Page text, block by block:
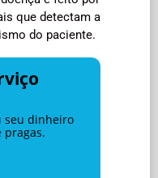
que detectam a
do paciente.
seu dinheiro
pragas.